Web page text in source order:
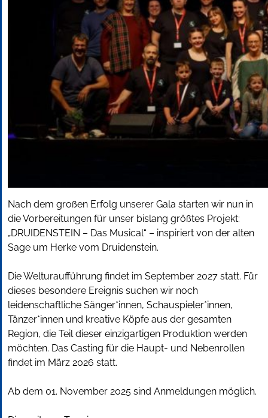
Nach dem großen Erfolg unserer Gala starten wir nun in
die Vorbereitungen für unser bislang größtes Projekt:
„DRUIDENSTEIN – Das Musical“ – inspiriert von der alten
Sage um Herke vom Druidenstein.
Die Welturaufführung findet im September 2027 statt. Für
dieses besondere Ereignis suchen wir noch
leidenschaftliche Sänger*innen, Schauspieler*innen,
Tänzer*innen und kreative Köpfe aus der gesamten
Region, die Teil dieser einzigartigen Produktion werden
möchten. Das Casting für die Haupt- und Nebenrollen
findet im März 2026 statt.
Ab dem 01. November 2025 sind Anmeldungen möglich.